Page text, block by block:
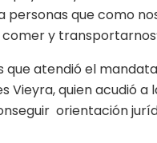
personas que como
y
que atendió el
Vieyra, quien acudió a
orientación